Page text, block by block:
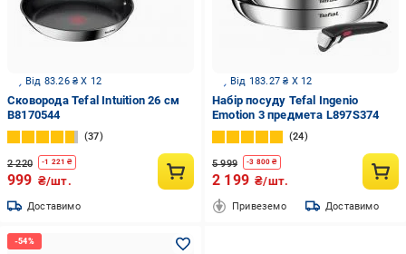
Від 83.26 ₴ X 12
Сковорода Tefal Intuition 26 cм
B8170544
37
2 220 -1 221 ₴
999 ₴/шт.
Доставимо
Від 183.27 ₴ X 12
Набір посуду Tefal Ingenio
Emotion 3 предмета L897S374
24
5 999 -3 800 ₴
2 199 ₴/шт.
Привеземо Доставимо